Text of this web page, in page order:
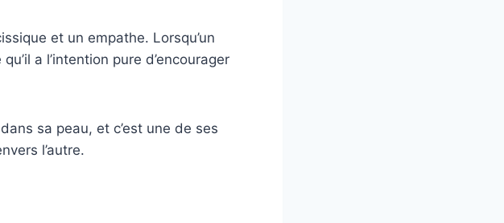
et un empathe. Lorsqu’un
a l’intention pure d’encourager
sa peau, et c’est une de ses
l’autre.